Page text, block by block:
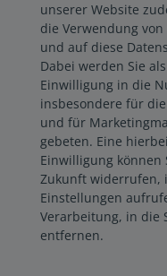
unserer Website
die Verwendung
und auf diese
Dabei werden Sie
Einwilligung in die
insbesondere für
und für
gebeten. Eine
Einwilligung
Zukunft widerrufen,
Einstellungen
Verarbeitung, in die
entfernen.